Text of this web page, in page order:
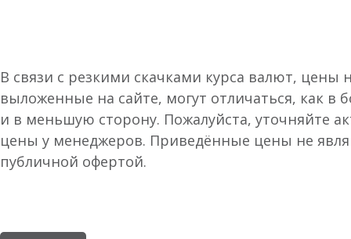
В связи с резкими скачками курса валют, цены
выложенные на сайте, могут отличаться, как в
и в меньшую сторону. Пожалуйста, уточняйте
цены у менеджеров. Приведённые цены не
публичной офертой.